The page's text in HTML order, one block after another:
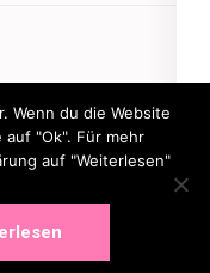
Wenn du die Website
"Ok". Für mehr
auf "Weiterlesen"